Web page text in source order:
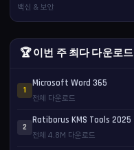
백신 & 보안
🏆 이번 주 최다 다운로드
1
Microsoft Word 365
전체 다운로드
2
Ratiborus KMS Tools 2025
전체 4.8M 다운로드